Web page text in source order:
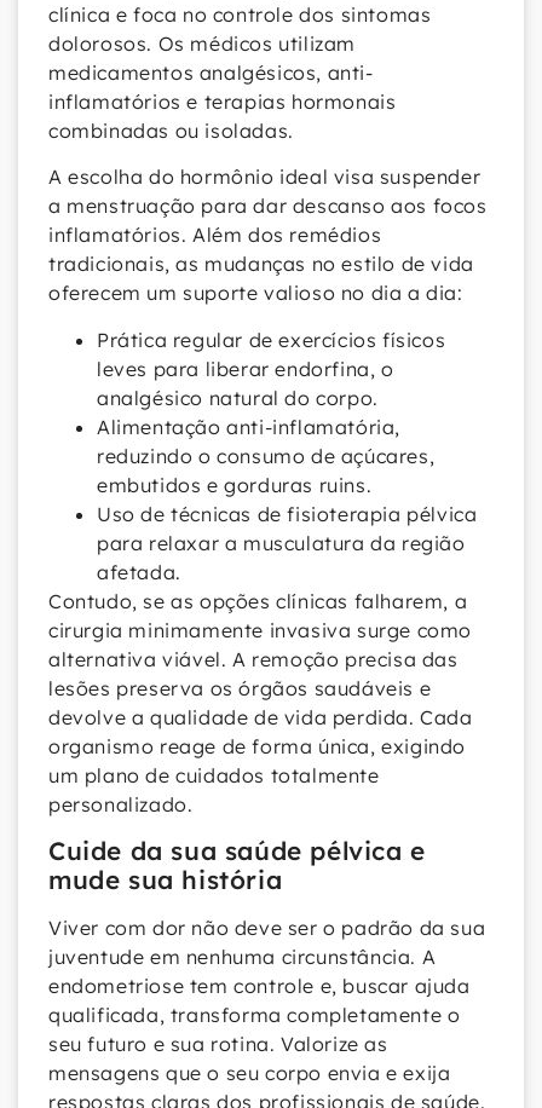
clínica e foca no controle dos sintomas
dolorosos. Os médicos utilizam
medicamentos analgésicos, anti-
inflamatórios e terapias hormonais
combinadas ou isoladas.
A escolha do hormônio ideal visa suspender
a menstruação para dar descanso aos focos
inflamatórios. Além dos remédios
tradicionais, as mudanças no estilo de vida
oferecem um suporte valioso no dia a dia:
Prática regular de exercícios físicos
leves para liberar endorfina, o
analgésico natural do corpo.
Alimentação anti-inflamatória,
reduzindo o consumo de açúcares,
embutidos e gorduras ruins.
Uso de técnicas de fisioterapia pélvica
para relaxar a musculatura da região
afetada.
Contudo, se as opções clínicas falharem, a
cirurgia minimamente invasiva surge como
alternativa viável. A remoção precisa das
lesões preserva os órgãos saudáveis e
devolve a qualidade de vida perdida. Cada
organismo reage de forma única, exigindo
um plano de cuidados totalmente
personalizado.
Cuide da sua saúde pélvica e
mude sua história
Viver com dor não deve ser o padrão da sua
juventude em nenhuma circunstância. A
endometriose tem controle e, buscar ajuda
qualificada, transforma completamente o
seu futuro e sua rotina. Valorize as
mensagens que o seu corpo envia e exija
respostas claras dos profissionais de saúde.